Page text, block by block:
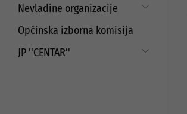
Budžet
Najam i korištenje općinskih
Refundacija troškova certificiranja
Aktuelni projekti
Strateški dokumenti
Strategija prema mladima
Javni poziv za dodjelu sredstava za
aktivizam mladih
Nevladine organizacije
Saradnja sa nevladinim
organizacijama
Javni pozivi i konkursi
Općinska izborna komisija
JP ''CENTAR''